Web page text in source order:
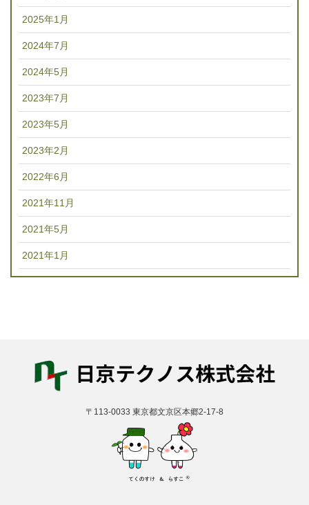
2025年1月
2024年7月
2024年5月
2023年7月
2023年5月
2023年2月
2022年6月
2021年11月
2021年5月
2021年1月
〒113-0033 東京都文京区本郷2-17-8